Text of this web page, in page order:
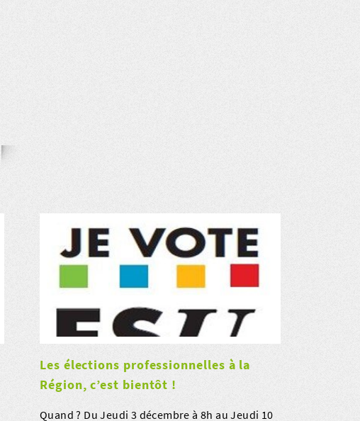
Les élections professionnelles à la
Région, c’est bientôt !
Quand ? Du Jeudi 3 décembre à 8h au Jeudi 10